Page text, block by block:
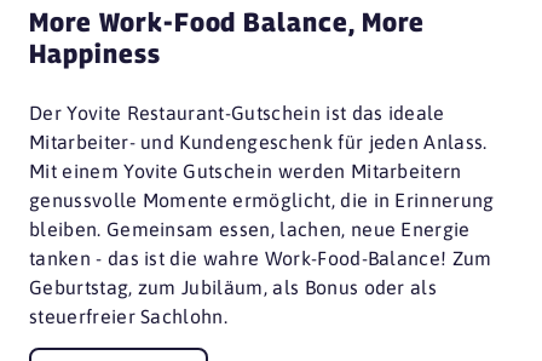
More Work-Food Balance, More
Happiness
Der Yovite Restaurant-Gutschein ist das ideale
Mitarbeiter- und Kundengeschenk für jeden Anlass.
Mit einem Yovite Gutschein werden Mitarbeitern
genussvolle Momente ermöglicht, die in Erinnerung
bleiben. Gemeinsam essen, lachen, neue Energie
tanken - das ist die wahre Work-Food-Balance! Zum
Geburtstag, zum Jubiläum, als Bonus oder als
steuerfreier Sachlohn.